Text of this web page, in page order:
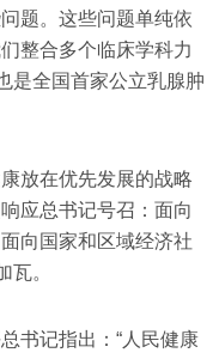
题。这些问题单纯依
整合多个临床学科力
是全国首家公立乳腺肿
放在优先发展的战略
应总书记号召：面向
向国家和区域经济社
瓦。
书记指出：“人民健康